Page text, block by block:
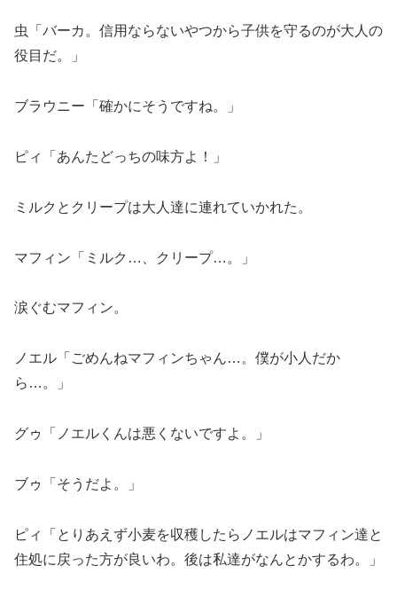
虫「バーカ。信用ならないやつから子供を守るのが大人の
役目だ。」
ブラウニー「確かにそうですね。」
ピィ「あんたどっちの味方よ！」
ミルクとクリープは大人達に連れていかれた。
マフィン「ミルク…、クリープ…。」
涙ぐむマフィン。
ノエル「ごめんねマフィンちゃん…。僕が小人だか
ら…。」
グゥ「ノエルくんは悪くないですよ。」
ブゥ「そうだよ。」
ピィ「とりあえず小麦を収穫したらノエルはマフィン達と
住処に戻った方が良いわ。後は私達がなんとかするわ。」